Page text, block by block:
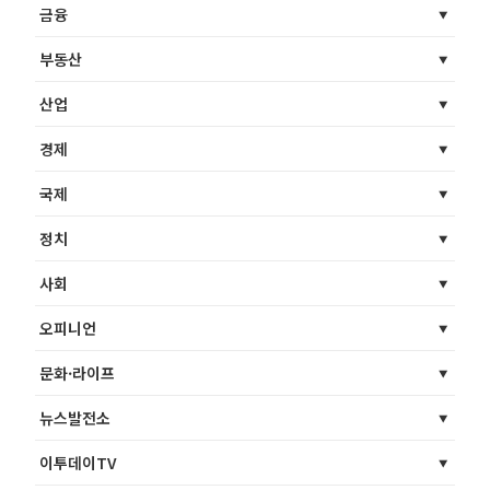
금융
부동산
산업
경제
국제
정치
사회
오피니언
문화·라이프
뉴스발전소
이투데이TV